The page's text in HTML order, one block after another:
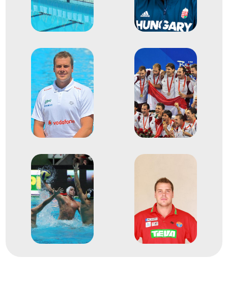
Nagy Viktor
Szécsi Zoltán
Szívós Márton
Varga Dániel
Varga Dénes Andor
férfi vízilabda 2
2006
LEN Európa-bajnokság
Biros Péter
Fodor Rajmund
Hosnyánszky Norbert
Kásás Tamás
Kis Gábor
dr. Kiss Gergely
Madaras Norbert